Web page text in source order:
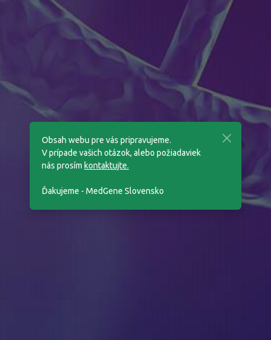
Obsah webu pre vás pripravujeme.
V prípade vašich otázok, alebo požiadaviek
nás prosím kontaktujte.
Ďakujeme - MedGene Slovensko